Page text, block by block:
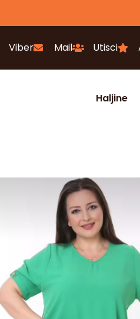
Viber Mail Utisci
Haljine